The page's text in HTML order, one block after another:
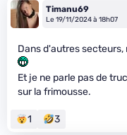
Timanu69
Le 19/11/2024 à 18h07
Dans d'autres
Et je ne parle pas de
sur la frimousse.
1 3